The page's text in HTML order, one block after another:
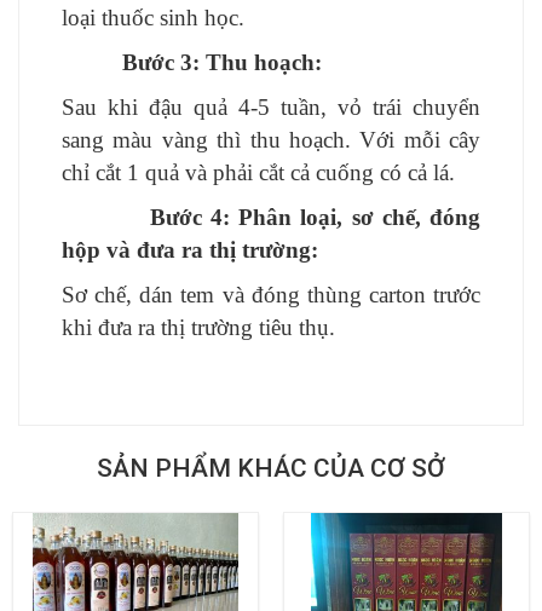
loại thuốc sinh học.
Bước 3: Thu hoạch:
Sau khi đậu quả 4-5 tuần, vỏ trái chuyển
sang màu vàng thì thu hoạch. Với mỗi cây
chỉ cắt 1 quả và phải cắt cả cuống có cả lá.
Bước 4: Phân loại, sơ chế, đóng
hộp và đưa ra thị trường:
Sơ chế, dán tem và đóng thùng carton trước
khi đưa ra thị trường tiêu thụ.
SẢN PHẨM KHÁC CỦA CƠ SỞ